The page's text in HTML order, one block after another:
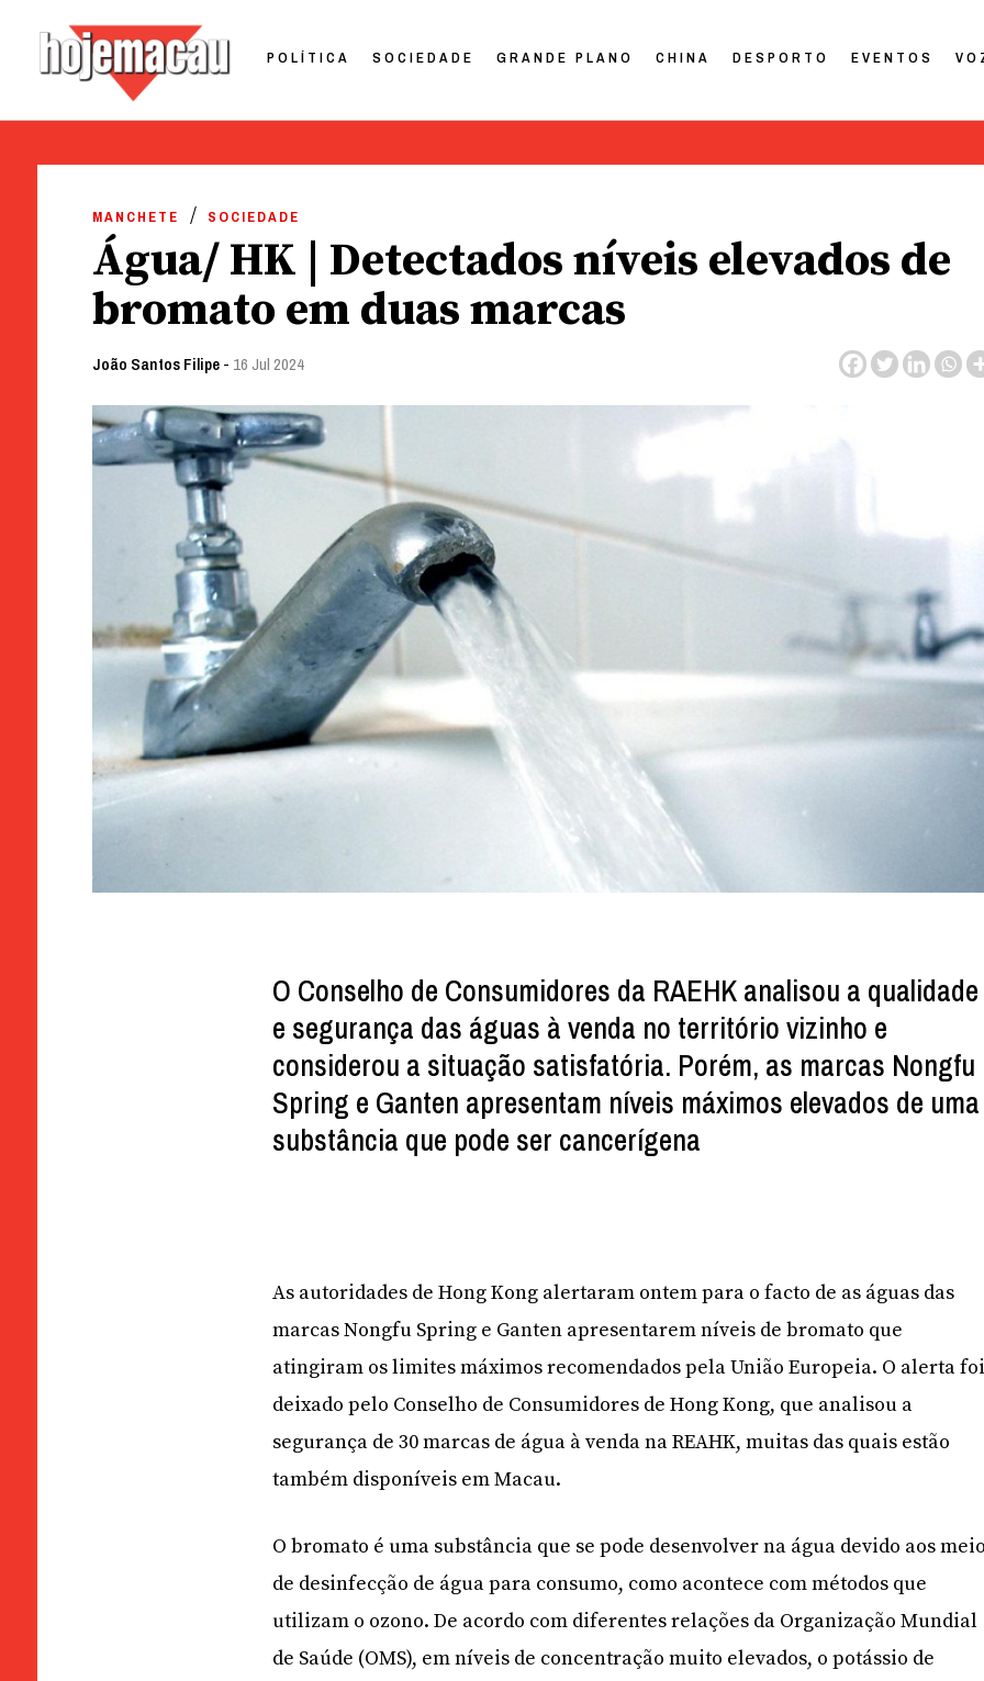
POLÍTICA SOCIEDADE GRANDE PLANO CHINA DESPORTO EVENTOS
MANCHETE SOCIEDADE
Água/ HK | Detectados níveis elevados de
bromato em duas marcas
João Santos Filipe- 16 Jul 2024
O Conselho de Consumidores da RAEHK analisou a qualidade
e segurança das águas à venda no território vizinho e
considerou a situação satisfatória. Porém, as marcas Nongfu
Spring e Ganten apresentam níveis máximos elevados de uma
substância que pode ser cancerígena
As autoridades de Hong Kong alertaram ontem para o facto de as águas das
marcas Nongfu Spring e Ganten apresentarem níveis de bromato que
atingiram os limites máximos recomendados pela União Europeia. O alerta
deixado pelo Conselho de Consumidores de Hong Kong, que analisou a
segurança de 30 marcas de água à venda na REAHK, muitas das quais estão
também disponíveis em Macau.
O bromato é uma substância que se pode desenvolver na água devido aos
de desinfecção de água para consumo, como acontece com métodos que
utilizam o ozono. De acordo com diferentes relações da Organização Mundial
de Saúde (OMS), em níveis de concentração muito elevados, o potássio de